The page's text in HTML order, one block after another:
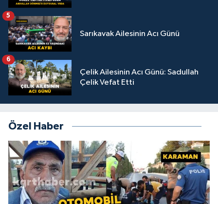
Sarıkavak Ailesinin Acı Günü
5
Çelik Ailesinin Acı Günü: Sadullah
Çelik Vefat Etti
6
Özel Haber